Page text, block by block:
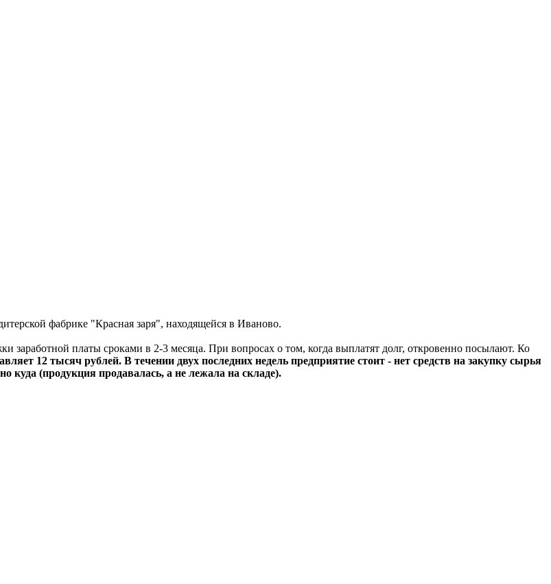
фабрике "Красная заря", находящейся в Иваново.
заработной платы сроками в 2-3 месяца. При вопросах о том, когда выплатят долг, откровенно посылают. Ко
12 тысяч рублей. В течении двух последних недель предприятие стоит - нет средств на закупку сырья
куда (продукция продавалась, а не лежала на складе).